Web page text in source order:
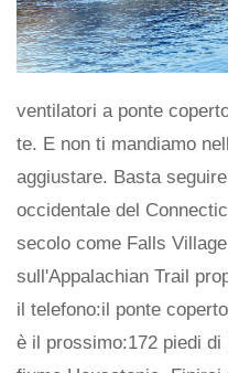
ventilatori a ponte
te. E non ti mandiamo
aggiustare. Basta
occidentale del
secolo come Falls
sull'Appalachian Trail
il telefono:il ponte
è il prossimo:172 piedi